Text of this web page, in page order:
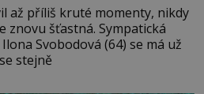
až příliš kruté momenty, nikdy
Sympatická
Svobodová (64) se má už
stejně